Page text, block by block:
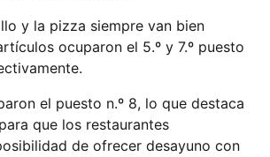
y la pizza siempre van bien
ocuparon el 5.º y 7.º puesto
el puesto n.º 8, lo que destaca
que los restaurantes
de ofrecer desayuno con